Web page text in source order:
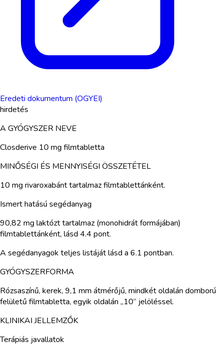
Eredeti dokumentum (OGYEI)
hirdetés
A GYÓGYSZER NEVE
Closderive 10 mg filmtabletta
MINŐSÉGI ÉS MENNYISÉGI ÖSSZETÉTEL
10 mg rivaroxabánt tartalmaz filmtablettánként.
Ismert hatású segédanyag
90,82 mg laktózt tartalmaz (monohidrát formájában)
filmtablettánként, lásd 4.4 pont.
A segédanyagok teljes listáját lásd a 6.1 pontban.
GYÓGYSZERFORMA
Rózsaszínű, kerek, 9,1 mm átmérőjű, mindkét oldalán domború
felületű filmtabletta, egyik oldalán „10” jelöléssel.
KLINIKAI JELLEMZŐK
Terápiás javallatok